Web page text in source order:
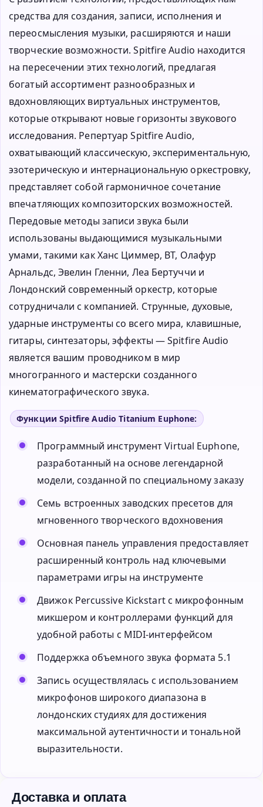
средства для создания, записи, исполнения и
переосмысления музыки, расширяются и наши
творческие возможности. Spitfire Audio находится
на пересечении этих технологий, предлагая
богатый ассортимент разнообразных и
вдохновляющих виртуальных инструментов,
которые открывают новые горизонты звукового
исследования. Репертуар Spitfire Audio,
охватывающий классическую, экспериментальную,
эзотерическую и интернациональную оркестровку,
представляет собой гармоничное сочетание
впечатляющих композиторских возможностей.
Передовые методы записи звука были
использованы выдающимися музыкальными
умами, такими как Ханс Циммер, BT, Олафур
Арнальдс, Эвелин Гленни, Леа Бертуччи и
Лондонский современный оркестр, которые
сотрудничали с компанией. Струнные, духовые,
ударные инструменты со всего мира, клавишные,
гитары, синтезаторы, эффекты — Spitfire Audio
является вашим проводником в мир
многогранного и мастерски созданного
кинематографического звука.
Функции Spitfire Audio Titanium Euphone:
Программный инструмент Virtual Euphone,
разработанный на основе легендарной
модели, созданной по специальному заказу
Семь встроенных заводских пресетов для
мгновенного творческого вдохновения
Основная панель управления предоставляет
расширенный контроль над ключевыми
параметрами игры на инструменте
Движок Percussive Kickstart с микрофонным
микшером и контроллерами функций для
удобной работы с MIDI-интерфейсом
Поддержка объемного звука формата 5.1
Запись осуществлялась с использованием
микрофонов широкого диапазона в
лондонских студиях для достижения
максимальной аутентичности и тональной
выразительности.
Доставка и оплата